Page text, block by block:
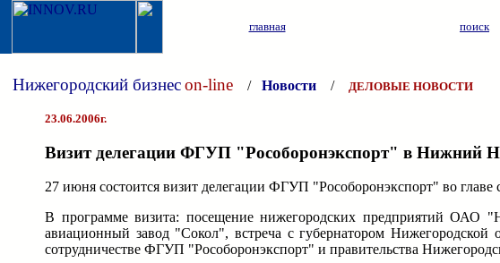
главная поиск
Нижегородский бизнесon-line / Новости / ДЕЛОВЫЕ НОВОСТИ
23.06.2006г.
Визит делегации ФГУП "Рособоронэкспорт" в Нижний
27 июня состоится визит делегации ФГУП "Рособоронэкспорт" во
В программе визита: посещение нижегородских предприятий ОАО
авиационный завод "Сокол", встреча с губернатором
сотрудничестве ФГУП "Рособоронэкспорт" и правительства